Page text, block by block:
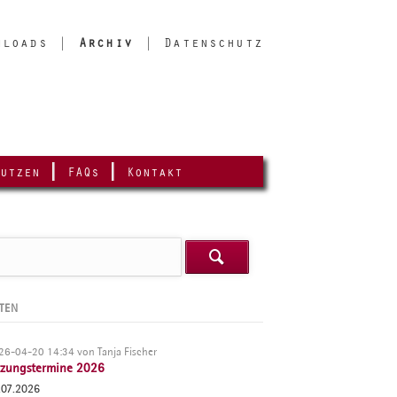
Archiv Datenschutz
überspringen
FAQs Kontakt

04-20 14:34von Tanja Fischer
2026